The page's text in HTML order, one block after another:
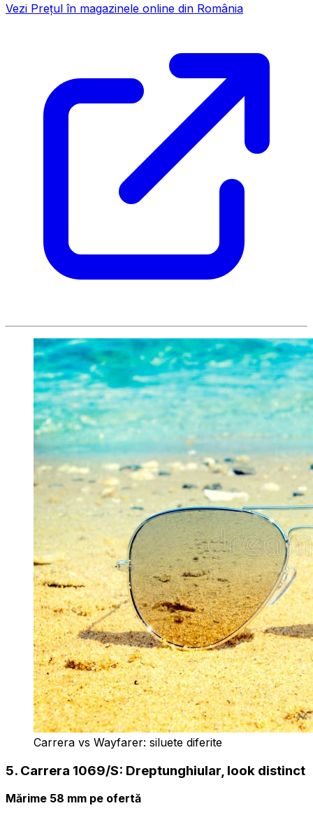
Vezi Prețul în magazinele online din România
Carrera vs Wayfarer: siluete diferite
5. Carrera 1069/S: Dreptunghiular, look distinct
Mărime 58 mm pe ofertă